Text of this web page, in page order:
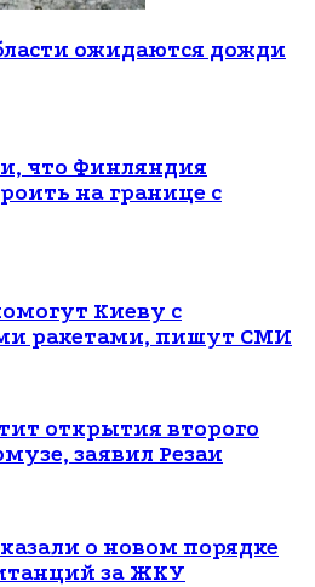
ожидаются дожди
что Финляндия
на границе с
Киеву с
ракетами, пишут СМИ
открытия второго
заявил Резаи
о новом порядке
за ЖКУ